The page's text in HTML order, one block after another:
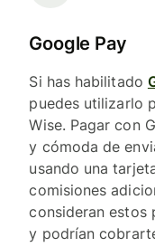
Google Pay
Si has habilitado
puedes utilizarlo
Wise. Pagar con
y cómoda de
usando una
comisiones
consideran estos
y podrían